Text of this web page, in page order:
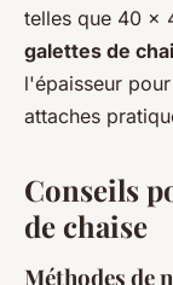
telles que 40 x
galettes de
l'épaisseur
attaches
Conseils
de chaise
Méthodes de